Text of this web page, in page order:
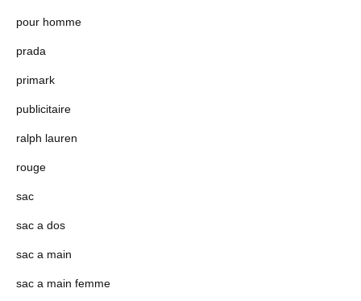
pour homme
prada
primark
publicitaire
ralph lauren
rouge
sac
sac a dos
sac a main
sac a main femme